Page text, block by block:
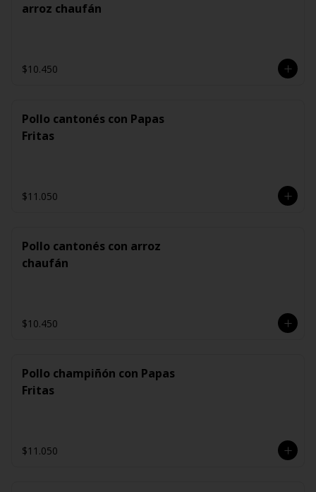
arroz chaufán
$10.450
Pollo cantonés con Papas
Fritas
$11.050
Pollo cantonés con arroz
chaufán
$10.450
Pollo champiñón con Papas
Fritas
$11.050